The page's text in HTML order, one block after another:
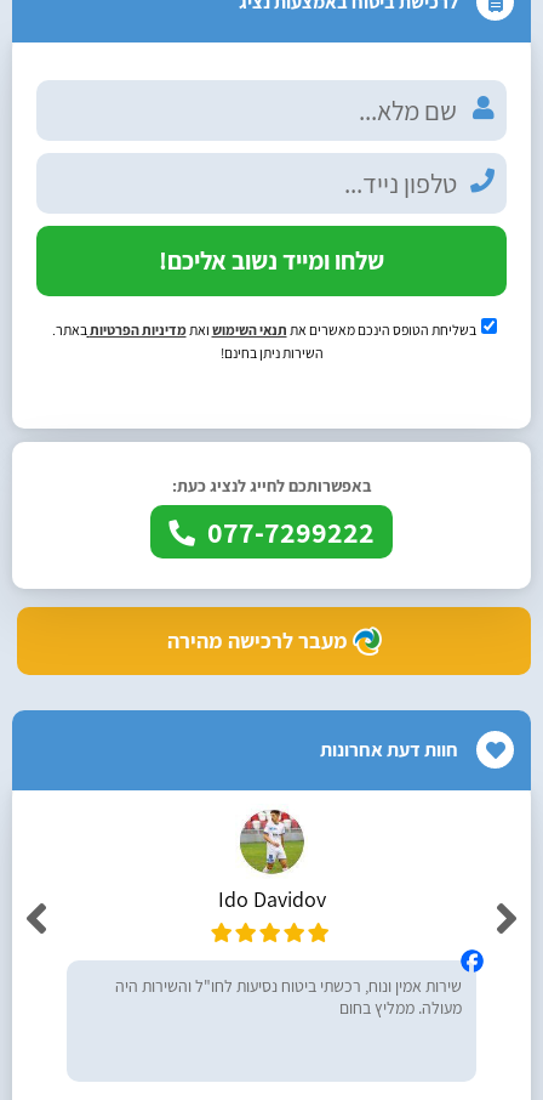
שלחו ומייד נשוב אליכם!
בשליחת הטופס הינכם מאשרים את תנאי השימוש ואתמדיניות הפרטיות באתר.
השירות ניתן בחינם!
באפשרותכם לחייג לנציג כעת:
077-7299222
מעבר לרכישה מהירה
חוות דעת אחרונות
Ido Davidov
שירות אמין ונוח, רכשתי ביטוח נסיעות לחו"ל והשירות היה
מעולה. ממליץ בחום